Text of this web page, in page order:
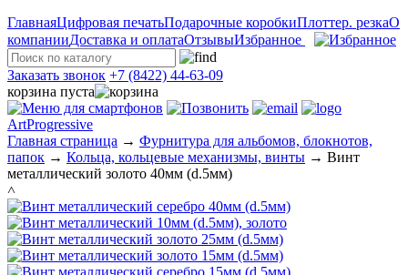
ГлавнаяЦифровая печатьПодарочные коробкиПлоттер. резкаО
компанииДоставка и оплатаОтзывыИзбранное
Заказать звонок +7 (8422) 44-63-09
корзина пуста
ArtProgressive
Главная страница → Фурнитура для альбомов, блокнотов,
папок → Кольца, кольцевые механизмы, винты → Винт
металлический золото 40мм (d.5мм)
˄